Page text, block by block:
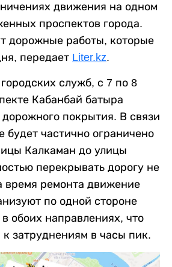
движения на одном
проспектов города.
дорожные работы, которые
передает Liter.kz.
служб, с 7 по 8
Кабанбай батыра
покрытия. В связи
будет частично ограничено
Калкаман до улицы
перекрывать дорогу не
время ремонта движение
по одной стороне
обоих направлениях, что
затруднениям в часы пик.